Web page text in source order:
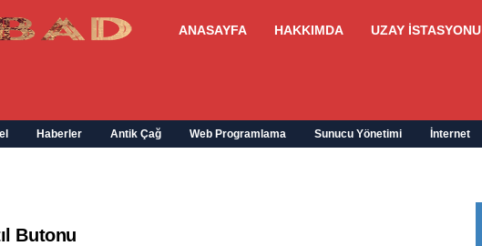
ANASAYFA HAKKIMDA UZAY İSTASYONU
Haberler Antik Çağ Web Programlama Sunucu Yönetimi İnternet
Butonu